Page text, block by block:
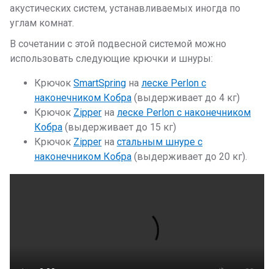
акустических систем, устанавливаемых иногда по
углам комнат.
В сочетании с этой подвесной системой можно
использовать следующие крючки и шнуры:
Крючок SmartSpring на леске Perlon с
наконечником Кобра (выдерживает до 4 кг)
Крючок Zipper на леске Perlon с наконечником
Кобра (выдерживает до 15 кг)
Крючок Zipper на стальным шнуре с
наконечником Кобра (выдерживает до 20 кг).